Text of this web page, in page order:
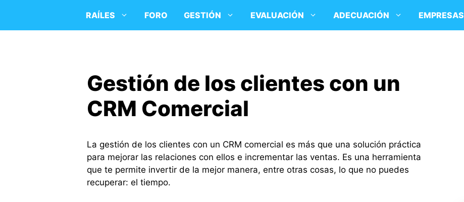
contenido
RAÍLES FORO GESTIÓN EVALUACIÓN ADECUACIÓN EMPRESAS
Gestión de los clientes con un
CRM Comercial
La gestión de los clientes con un CRM comercial es más que una solución práctica
para mejorar las relaciones con ellos e incrementar las ventas. Es una herramienta
que te permite invertir de la mejor manera, entre otras cosas, lo que no puedes
recuperar: el tiempo.